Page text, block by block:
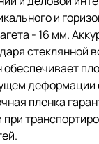
рамки
и
- 16 мм.
стеклянной
пленка